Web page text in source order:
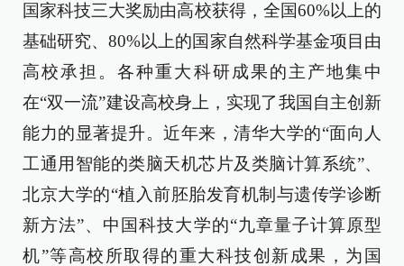
国家科技三大奖励由高校获得，全国60%以上的
基础研究、80%以上的国家自然科学基金项目由
高校承担。各种重大科研成果的主产地集中
在“双一流”建设高校身上，实现了我国自主创新
能力的显著提升。近年来，清华大学的“面向人
工通用智能的类脑天机芯片及类脑计算系统”、
北京大学的“植入前胚胎发育机制与遗传学诊断
新方法”、中国科技大学的“九章量子计算原型
机”等高校所取得的重大科技创新成果，为国